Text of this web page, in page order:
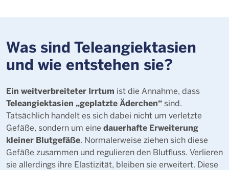
Was sind Teleangiektasien
und wie entstehen sie?
Ein weitverbreiteter Irrtum ist die Annahme, dass
Teleangiektasien „geplatzte Äderchen“sind.
Tatsächlich handelt es sich dabei nicht um verletzte
Gefäße, sondern um eine dauerhafte Erweiterung
kleiner Blutgefäße. Normalerweise ziehen sich diese
Gefäße zusammen und regulieren den Blutfluss. Verlieren
sie allerdings ihre Elastizität, bleiben sie erweitert. Diese